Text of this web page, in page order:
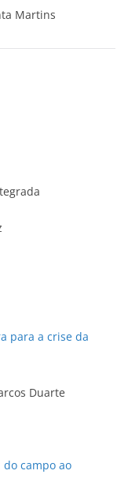
Martins
para a crise da
Duarte
do campo ao